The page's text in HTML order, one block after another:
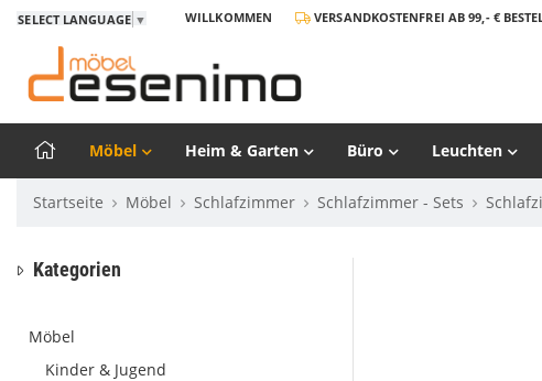
SELECT LANGUAGE ▼ WILLKOMMEN VERSANDKOSTENFREI AB 99,- €
Möbel Heim & Garten Büro Leuchten
Startseite Möbel Schlafzimmer Schlafzimmer - Sets
Kategorien
Möbel
Kinder & Jugend